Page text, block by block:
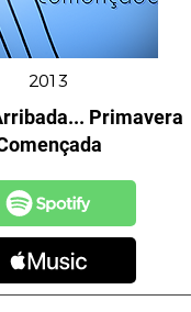
2013
Primavera